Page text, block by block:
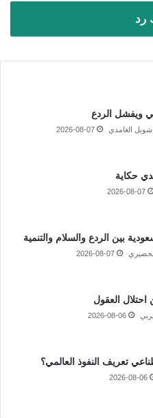
رد
ويفشل الردع
شويل الغامدي 2026-08-07
حكاية
2026-08-07
بين الردع والسلام والتنمية
2026-08-07
احتلال العقول
2026-08-06
تعريف النفوذ العالمي؟
2026-08-06